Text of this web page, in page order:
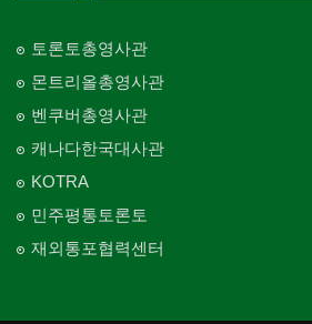
토론토총영사관
몬트리올총영사관
벤쿠버총영사관
캐나다한국대사관
KOTRA
민주평통토론토
재외통포협력센터